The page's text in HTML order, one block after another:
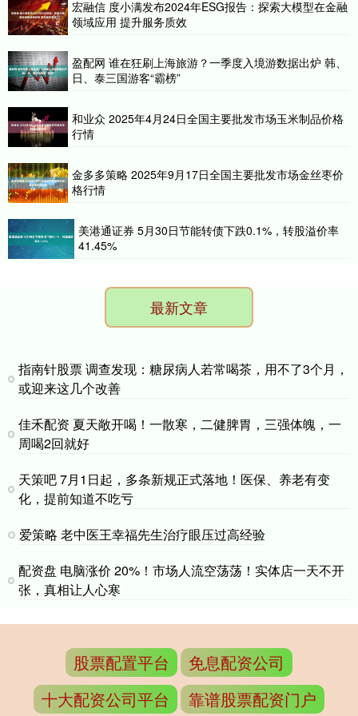
宏融信 度小满发布2024年ESG报告：探索大模型在金融
领域应用 提升服务质效
盈配网 谁在狂刷上海旅游？一季度入境游数据出炉 韩、
日、泰三国游客“霸榜”
和业众 2025年4月24日全国主要批发市场玉米制品价格
行情
金多多策略 2025年9月17日全国主要批发市场金丝枣价
格行情
美港通证券 5月30日节能转债下跌0.1%，转股溢价率
41.45%
最新文章
指南针股票 调查发现：糖尿病人若常喝茶，用不了3个月，
或迎来这几个改善
佳禾配资 夏天敞开喝！一散寒，二健脾胃，三强体魄，一
周喝2回就好
天策吧 7月1日起，多条新规正式落地！医保、养老有变
化，提前知道不吃亏
爱策略 老中医王幸福先生治疗眼压过高经验
配资盘 电脑涨价 20%！市场人流空荡荡！实体店一天不开
张，真相让人心寒
股票配置平台
免息配资公司
十大配资公司平台
靠谱股票配资门户